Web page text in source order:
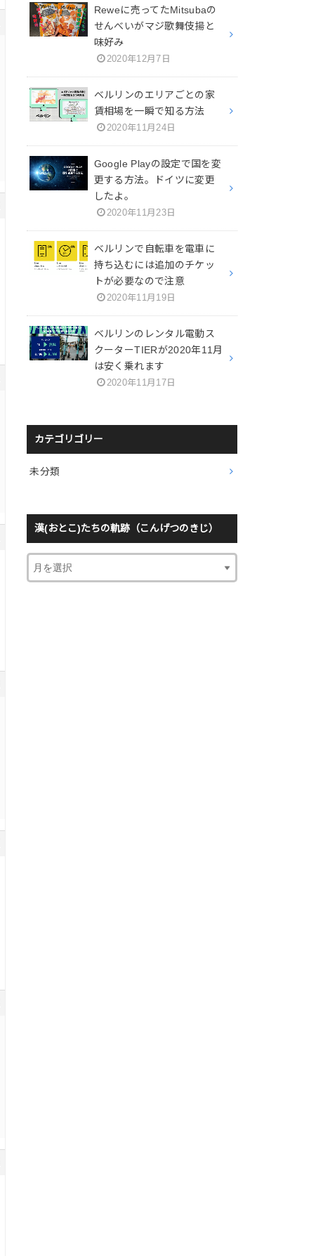
Reweに売ってたMitsubaの
せんべいがマジ歌舞伎揚と
味好み
2020年12月7日
ベルリンのエリアごとの家
賃相場を一瞬で知る方法
2020年11月24日
Google Playの設定で国を変
更する方法。ドイツに変更
したよ。
2020年11月23日
ベルリンで自転車を電車に
持ち込むには追加のチケッ
トが必要なので注意
2020年11月19日
ベルリンのレンタル電動ス
クーターTIERが2020年11月
は安く乗れます
2020年11月17日
カテゴリゴリー
未分類
漢(おとこ)たちの軌跡（こんげつのきじ）